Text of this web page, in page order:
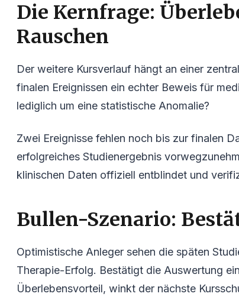
Die Kernfrage:
Rauschen
Der weitere Kursverlauf hängt an einer
finalen Ereignissen ein echter Beweis für
lediglich um eine statistische Anomalie?
Zwei Ereignisse fehlen noch bis zur finalen
erfolgreiches Studienergebnis
klinischen Daten offiziell entblindet und
Bullen-Szenario:
Optimistische Anleger sehen die späten
Therapie-Erfolg. Bestätigt die Auswertung
Überlebensvorteil, winkt der nächste